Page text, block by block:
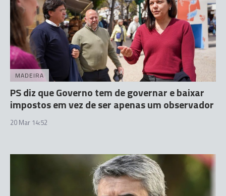
MADEIRA
PS diz que Governo tem de governar e baixar
impostos em vez de ser apenas um observador
20 Mar 14:52